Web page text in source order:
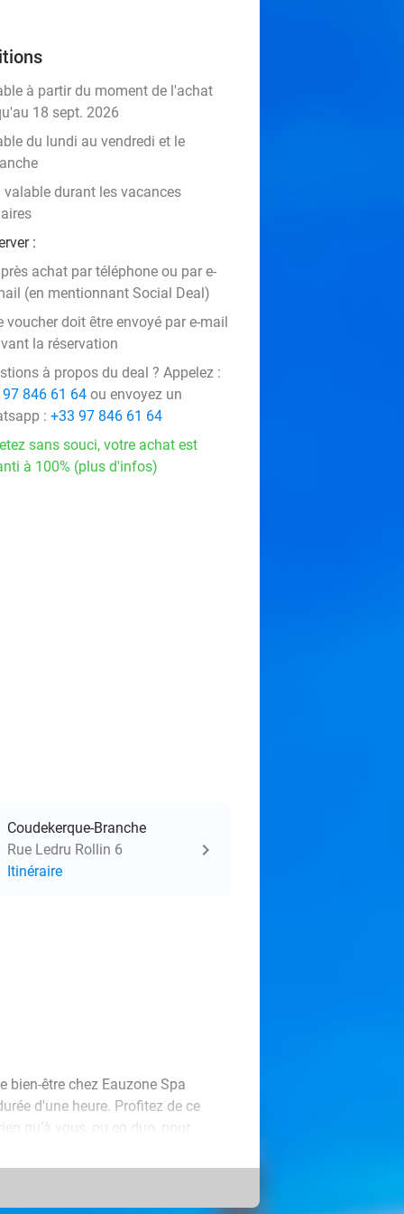
à partir du moment de l'achat
18 sept. 2026
du lundi au vendredi et le
valable durant les vacances
:
achat par téléphone ou par e-
(en mentionnant Social Deal)
voucher doit être envoyé par e-mail
la réservation
à propos du deal ? Appelez :
846 61 64 ou envoyez un
: +33 97 846 61 64
sans souci, votre achat est
à 100% (plus d'infos)
Coudekerque-Branche
Rue Ledru Rollin 6
Itinéraire
bien-être chez Eauzone Spa
d'une heure. Profitez de ce
qu’à vous, ou en duo, pour
rééquilibre les énergies, stimule